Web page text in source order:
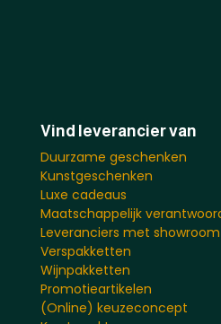
Vind leverancier van
Duurzame geschenken
Kunstgeschenken
Luxe cadeaus
Maatschappelijk
Leveranciers met showroom
Verspakketten
Wijnpakketten
Promotieartikelen
(Online) keuzeconcept